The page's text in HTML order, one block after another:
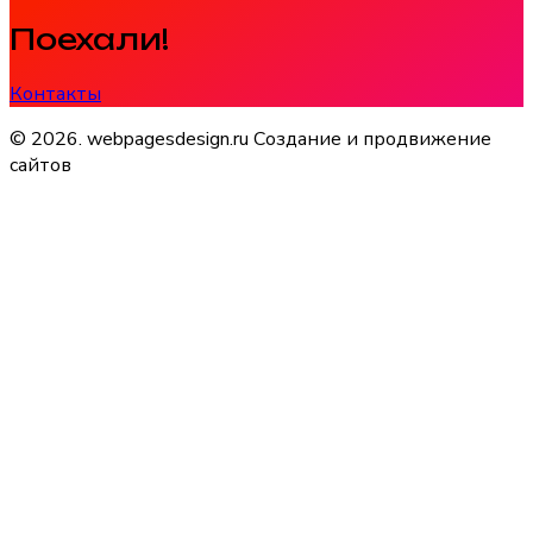
Поехали!
Контакты
© 2026. webpagesdesign.ru Создание и продвижение
сайтов